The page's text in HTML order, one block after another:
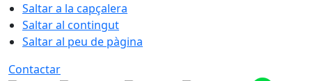
Saltar a la capçalera
Saltar al contingut
Saltar al peu de pàgina
Contactar